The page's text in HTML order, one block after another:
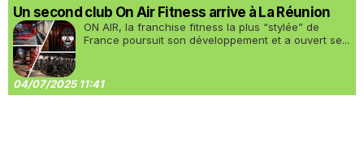
Un second club On Air Fitness arrive à La Réunion
ON AIR, la franchise fitness la plus “stylée” de
France poursuit son développement et a ouvert se...
04/07/2025 11:41